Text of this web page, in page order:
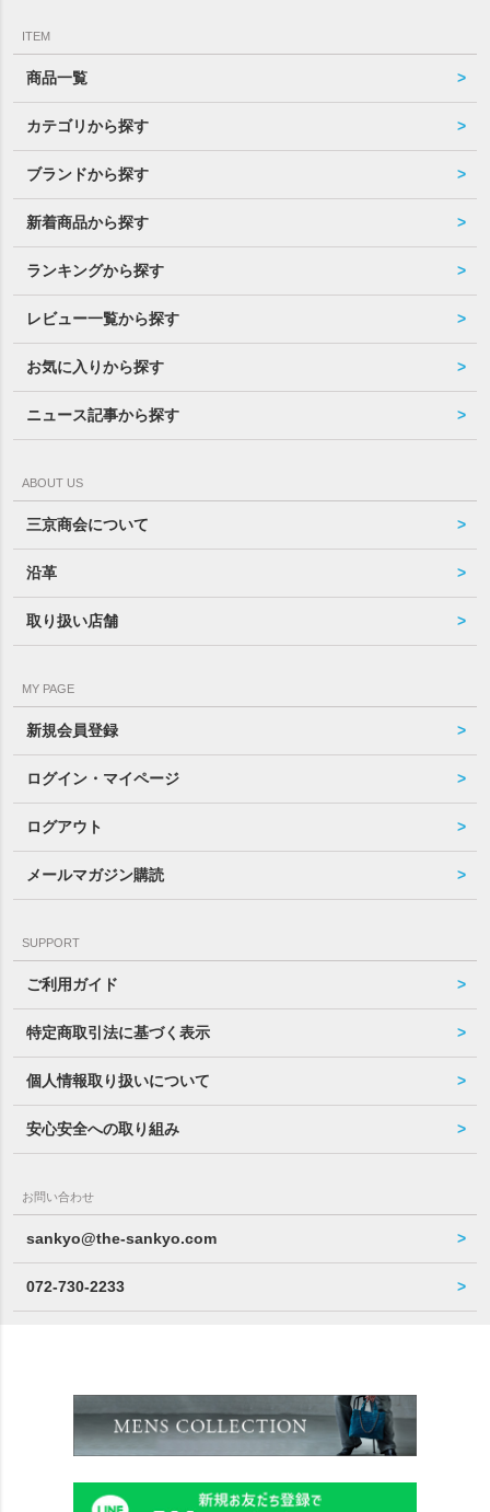
ITEM
商品一覧
カテゴリから探す
ブランドから探す
新着商品から探す
ランキングから探す
レビュー一覧から探す
お気に入りから探す
ニュース記事から探す
ABOUT US
三京商会について
沿革
取り扱い店舗
MY PAGE
新規会員登録
ログイン・マイページ
ログアウト
メールマガジン購読
SUPPORT
ご利用ガイド
特定商取引法に基づく表示
個人情報取り扱いについて
安心安全への取り組み
お問い合わせ
sankyo@the-sankyo.com
072-730-2233